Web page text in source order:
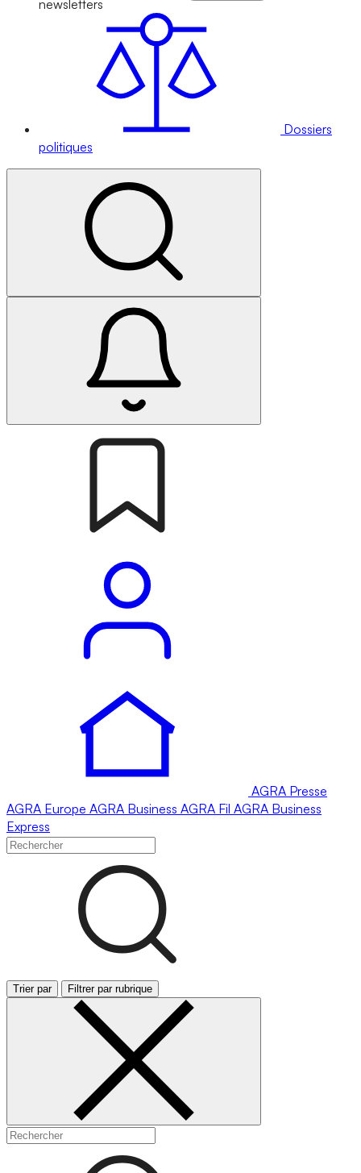
newsletters
Dossiers
politiques
AGRA Presse
AGRA Europe AGRA Business AGRA Fil AGRA Business
Express
Trier par Filtrer par rubrique